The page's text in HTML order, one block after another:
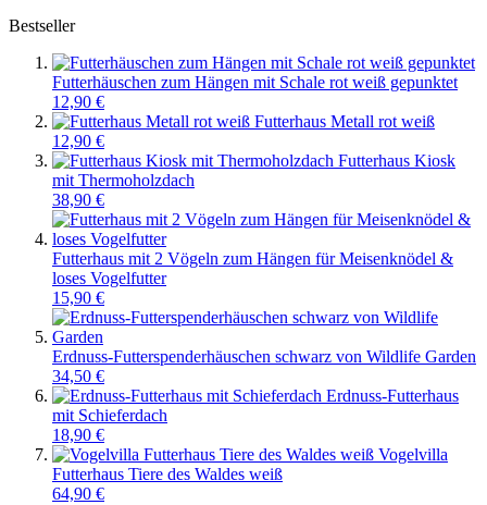
Bestseller
Futterhäuschen zum Hängen mit Schale rot weiß gepunktet
12,90 €
Futterhaus Metall rot weiß
12,90 €
Futterhaus Kiosk
mit Thermoholzdach
38,90 €
Futterhaus mit 2 Vögeln zum Hängen für Meisenknödel &
loses Vogelfutter
15,90 €
Erdnuss-Futterspenderhäuschen schwarz von Wildlife Garden
34,50 €
Erdnuss-Futterhaus
mit Schieferdach
18,90 €
Vogelvilla
Futterhaus Tiere des Waldes weiß
64,90 €